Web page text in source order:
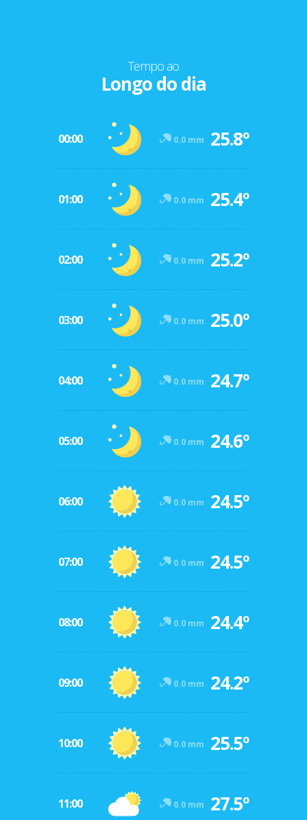
Tempo ao
Longo do dia
00:00 0.0 mm 25.8º
01:00 0.0 mm 25.4º
02:00 0.0 mm 25.2º
03:00 0.0 mm 25.0º
04:00 0.0 mm 24.7º
05:00 0.0 mm 24.6º
06:00 0.0 mm 24.5º
07:00 0.0 mm 24.5º
08:00 0.0 mm 24.4º
09:00 0.0 mm 24.2º
10:00 0.0 mm 25.5º
11:00 0.0 mm 27.5º